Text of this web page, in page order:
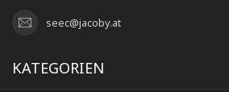
seec@jacoby.at
KATEGORIEN